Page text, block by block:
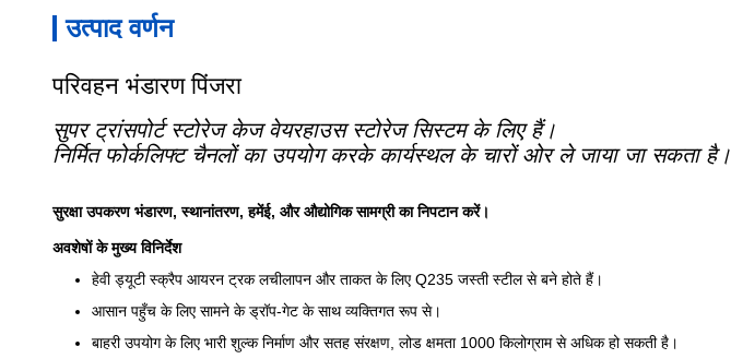
उत्पाद वर्णन
परिवहन भंडारण पिंजरा
सुपर ट्रांसपोर्ट स्टोरेज केज वेयरहाउस स्टोरेज सिस्टम के लिए हैं।
निर्मित फोर्कलिफ्ट चैनलों का उपयोग करके कार्यस्थल के चारों ओर ले जाया जा सकता है।
सुरक्षा उपकरण भंडारण, स्थानांतरण, हमेंई, और औद्योगिक सामग्री का निपटान करें।
अवशेषों के मुख्य विनिर्देश
हेवी ड्यूटी स्क्रैप आयरन ट्रक लचीलापन और ताकत के लिए Q235 जस्ती स्टील से बने होते हैं।
आसान पहुँच के लिए सामने के ड्रॉप-गेट के साथ व्यक्तिगत रूप से।
बाहरी उपयोग के लिए भारी शुल्क निर्माण और सतह संरक्षण, लोड क्षमता 1000 किलोग्राम से अधिक हो सकती है।